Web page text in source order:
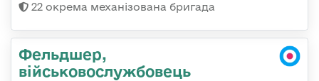
22 окрема механізована бригада
Фельдшер,
військовослужбовець